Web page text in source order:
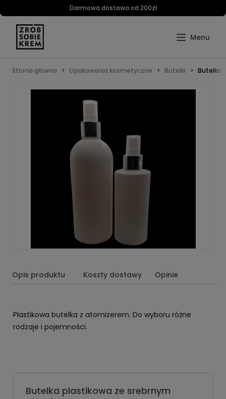
Darmowa dostawa od 200zł
Strona główna Opakowania kosmetyczne Butelki Butelka
Opis produktu Koszty dostawy Opinie
Plastikowa butelka z atomizerem. Do wyboru różne
rodzaje i pojemności.
Butelka plastikowa ze srebrnym